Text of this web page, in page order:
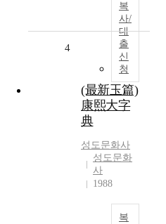
복
사/
대
출
신
청
4
(最新玉篇)
康熙大字
典
성도문화사
성도문화
사
1988
복